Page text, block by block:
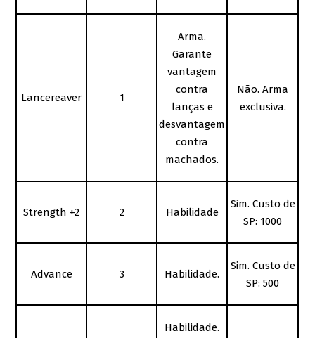
Lancereaver 1
Arma.
Garante
vantagem
contra
lanças e
desvantagem
contra
machados.
Não. Arma
exclusiva.
Strength +2 2 Habilidade
Sim. Custo de
SP: 1000
Advance 3 Habilidade.
Sim. Custo de
SP: 500
Habilidade.